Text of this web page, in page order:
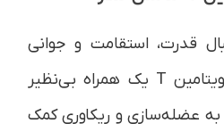
قدرت، استقامت و جوانی
پایدار هستند، مولتی ویتامین T یک همراه بی‌نظیر
عضله‌سازی و ریکاوری کمک